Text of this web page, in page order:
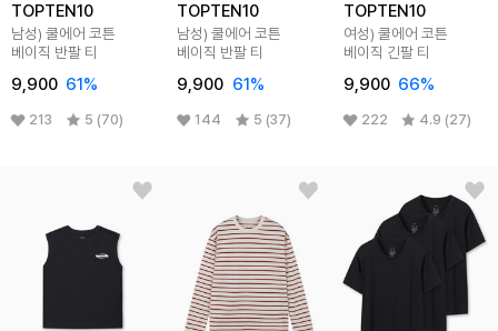
TOPTEN10
남성) 쿨에어 코튼
베이직 반팔 티
9,900 61 %
213 5 (70)
TOPTEN10
남성) 쿨에어 코튼
베이직 반팔 티
9,900 61 %
144 5 (37)
TOPTEN10
여성) 쿨에어 코튼
베이직 긴팔 티
9,900 66%
222 4.9 (27)